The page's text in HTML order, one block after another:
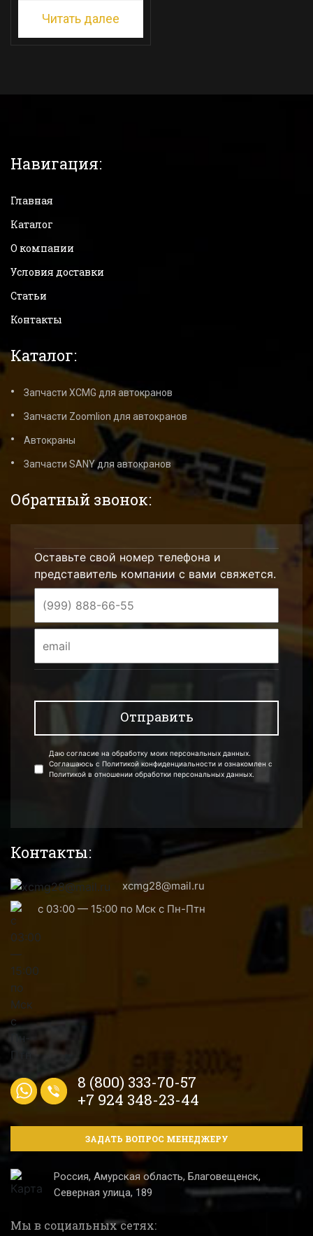
Читать далее
Навигация:
Главная
Каталог
О компании
Условия доставки
Статьи
Контакты
Каталог:
Запчасти XCMG для автокранов
Запчасти Zoomlion для автокранов
Автокраны
Запчасти SANY для автокранов
Обратный звонок:
Оставьте свой номер телефона и
представитель компании с вами свяжется.
Даю согласие на обработку моих персональных данных.
Соглашаюсь с Политикой конфиденциальности и ознакомлен с
Политикой в отношении обработки персональных данных.
Контакты:
xcmg28@mail.ru
с 03:00 — 15:00 по Мск с Пн-Птн
8 (800) 333-70-57
+7 924 348-23-44
ЗАДАТЬ ВОПРОС МЕНЕДЖЕРУ
Россия, Амурская область, Благовещенск,
Северная улица, 189
Мы в социальных сетях: